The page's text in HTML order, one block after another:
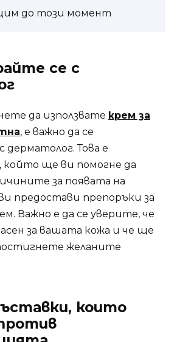
до този момент
се с
да използвате крем за
, е важно да се
дерматолог. Това е
ще ви помогне да
за появата на
предостави препоръки за
Важно е да се уверите, че
за вашата кожа и че ще
желаните
които